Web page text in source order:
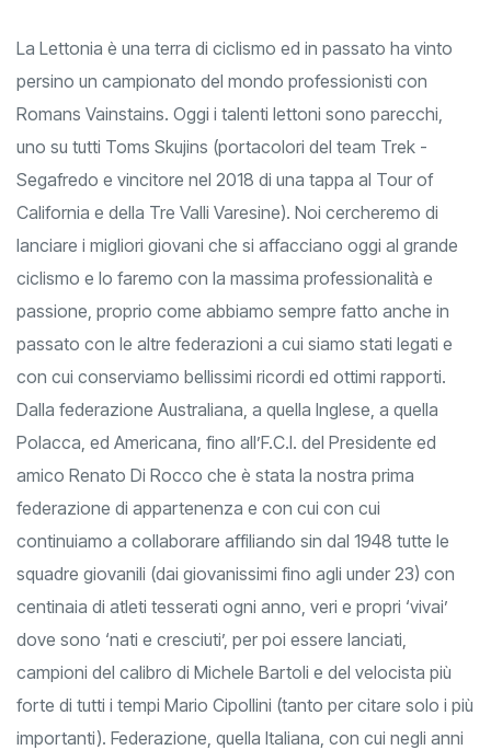
La Lettonia è una terra di ciclismo ed in passato ha vinto
persino un campionato del mondo professionisti con
Romans Vainstains. Oggi i talenti lettoni sono parecchi,
uno su tutti Toms Skujins (portacolori del team Trek -
Segafredo e vincitore nel 2018 di una tappa al Tour of
California e della Tre Valli Varesine). Noi cercheremo di
lanciare i migliori giovani che si affacciano oggi al grande
ciclismo e lo faremo con la massima professionalità e
passione, proprio come abbiamo sempre fatto anche in
passato con le altre federazioni a cui siamo stati legati e
con cui conserviamo bellissimi ricordi ed ottimi rapporti.
Dalla federazione Australiana, a quella Inglese, a quella
Polacca, ed Americana, fino all’F.C.I. del Presidente ed
amico Renato Di Rocco che è stata la nostra prima
federazione di appartenenza e con cui con cui
continuiamo a collaborare affiliando sin dal 1948 tutte le
squadre giovanili (dai giovanissimi fino agli under 23) con
centinaia di atleti tesserati ogni anno, veri e propri ‘vivai’
dove sono ‘nati e cresciuti’, per poi essere lanciati,
campioni del calibro di Michele Bartoli e del velocista più
forte di tutti i tempi Mario Cipollini (tanto per citare solo i più